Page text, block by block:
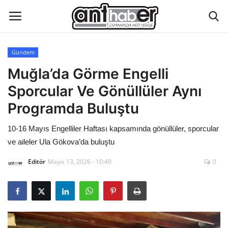
Künye
Eğitim
Hakkımızda
Asayiş
Çevre
Gündem
Muğla’da Görme Engelli
Sporcular Ve Gönüllüler Aynı
Programda Buluştu
10-16 Mayıs Engelliler Haftası kapsamında gönüllüler, sporcular
ve aileler Ula Gökova’da buluştu
Editör Mayıs 13, 2026 - 10:49 0